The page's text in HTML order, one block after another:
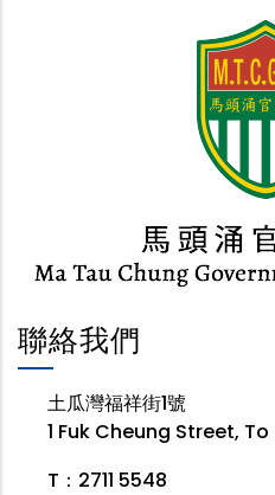
聯絡我們
土瓜灣福祥街1號
1 Fuk Cheung Street,
T：2711 5548